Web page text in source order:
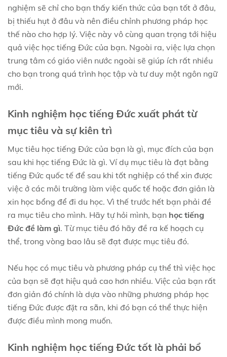
nghiệm sẽ chỉ cho bạn thấy kiến thức của bạn tốt ở đâu,
bị thiếu hụt ở đâu và nên điều chỉnh phương pháp học
thế nào cho hợp lý. Việc này vô cùng quan trọng tới hiệu
quả việc học tiếng Đức của bạn. Ngoài ra, việc lựa chọn
trung tâm có giáo viên nước ngoài sẽ giúp ích rất nhiều
cho bạn trong quá trình học tập và tư duy một ngôn ngữ
mới.
Kinh nghiệm học tiếng Đức xuất phát từ
mục tiêu và sự kiên trì
Mục tiêu học tiếng Đức của bạn là gì, mục đích của bạn
sau khi học tiếng Đức là gì. Ví dụ mục tiêu là đạt bằng
tiếng Đức quốc tế để sau khi tốt nghiệp có thể xin được
việc ở các môi trường làm việc quốc tế hoặc đơn giản là
xin học bổng để đi du học. Vì thế trước hết bạn phải đề
ra mục tiêu cho mình. Hãy tự hỏi mình, bạn học tiếng
Đức đề làm gì. Từ mục tiêu đó hãy đề ra kế hoạch cụ
thể, trong vòng bao lâu sẽ đạt được mục tiêu đó.
Nếu học có mục tiêu và phương pháp cụ thể thì việc học
của bạn sẽ đạt hiệu quả cao hơn nhiều. Việc của bạn rất
đơn giản đó chính là dựa vào những phương pháp học
tiếng Đức được đặt ra sẵn, khi đó bạn có thể thực hiện
được điều mình mong muốn.
Kinh nghiệm học tiếng Đức tốt là phải bổ